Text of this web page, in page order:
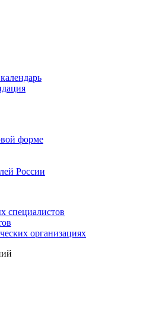
форме
России
специалистов
организациях